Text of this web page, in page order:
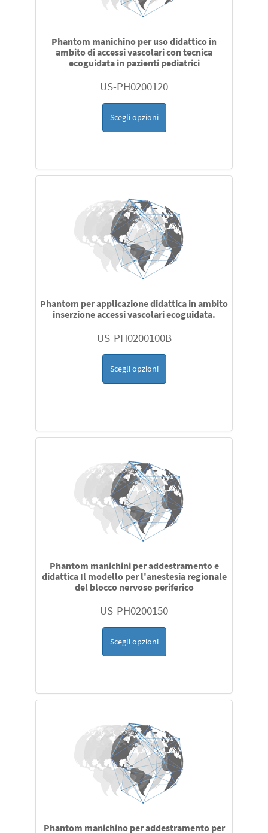
Phantom manichino per uso didattico in
ambito di accessi vascolari con tecnica
ecoguidata in pazienti pediatrici
US-PH0200120
Scegli opzioni
Phantom per applicazione didattica in ambito
inserzione accessi vascolari ecoguidata.
US-PH0200100B
Scegli opzioni
Phantom manichini per addestramento e
didattica Il modello per l'anestesia regionale
del blocco nervoso periferico
US-PH0200150
Scegli opzioni
Phantom manichino per addestramento per